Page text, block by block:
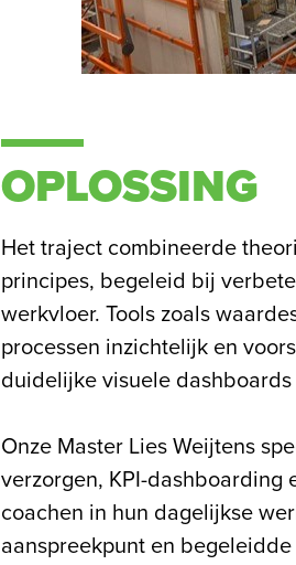
OPLOSSING
Het traject combineerde
principes, begeleid bij
werkvloer. Tools zoals
processen inzichtelijk en
duidelijke visuele
Onze Master Lies Weijtens
verzorgen, KPI-dashboarding
coachen in hun dagelijkse
aanspreekpunt en